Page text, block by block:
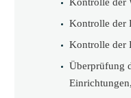
Kontrolle der
Kontrolle der
Überprüfung